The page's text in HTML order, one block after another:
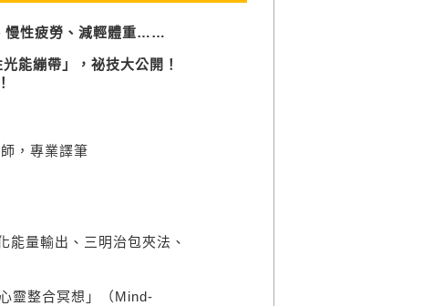
慢性疲勞、減輕體重……
能繃帶」，祕技大公開！
，專業譯筆
量輸出、三明治包夾法、
整合冥想」（Mind-